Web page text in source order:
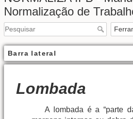
Normalização de
Barra lateral
Lombada
A lombada é a “parte